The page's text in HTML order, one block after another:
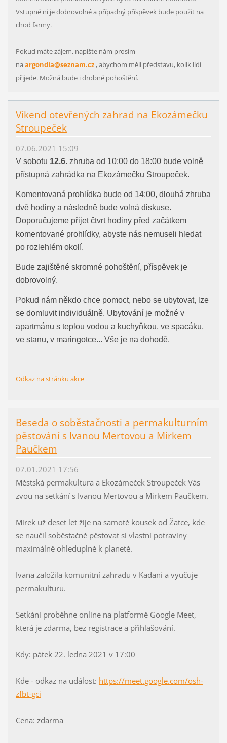
Vstupné ni je dobrovolné a případný příspěvek bude použit na
chod farmy.
Pokud máte zájem, napište nám prosím
na argondia@seznam.cz, abychom měli představu, kolik lidí
přijede. Možná bude i drobné pohoštění.
Víkend otevřených zahrad na Ekozámečku
Stroupeček
07.06.2021 15:09
V sobotu 12.6.zhruba od 10:00 do 18:00 bude volně
přístupná zahrádka na Ekozámečku Stroupeček.
Komentovaná prohlídka bude od 14:00, dlouhá zhruba
dvě hodiny a následně bude volná diskuse.
Doporučujeme přijet čtvrt hodiny před začátkem
komentované prohlídky, abyste nás nemuseli hledat
po rozlehlém okolí.
Bude zajištěné skromné pohoštění, příspěvek je
dobrovolný.
Pokud nám někdo chce pomoct, nebo se ubytovat, lze
se domluvit individuálně. Ubytování je možné v
apartmánu s teplou vodou a kuchyňkou, ve spacáku,
ve stanu, v maringotce... Vše je na dohodě.
Odkaz na stránku akce
Beseda o soběstačnosti a permakulturním
pěstování s Ivanou Mertovou a Mirkem
Paučkem
07.01.2021 17:56
Městská permakultura a Ekozámeček Stroupeček Vás
zvou na setkání s Ivanou Mertovou a Mirkem Paučkem.
Mirek už deset let žije na samotě kousek od Žatce, kde
se naučil soběstačně pěstovat si vlastní potraviny
maximálně ohleduplně k planetě.
Ivana založila komunitní zahradu v Kadani a vyučuje
permakulturu.
Setkání proběhne online na platformě Google Meet,
která je zdarma, bez registrace a přihlašování.
Kdy: pátek 22. ledna 2021 v 17:00
Kde - odkaz na událost: https://meet.google.com/osh-
zfbt-gci
Cena: zdarma